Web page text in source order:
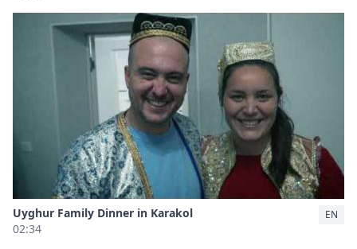
Uyghur Family Dinner in Karakol
02:34
EN